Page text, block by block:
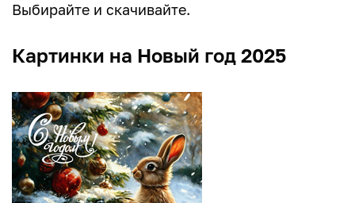
Выбирайте и скачивайте.
Картинки на Новый год 2025